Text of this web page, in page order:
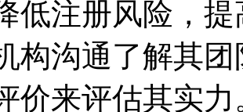
低注册风险，
构沟通了解其
价来评估其实力